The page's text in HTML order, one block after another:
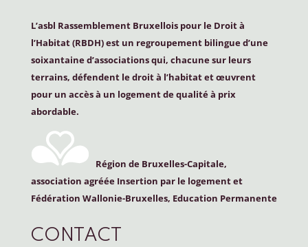
L’asbl Rassemblement Bruxellois pour le Droit à
l’Habitat (RBDH) est un regroupement bilingue d’une
soixantaine d’associations qui, chacune sur leurs
terrains, défendent le droit à l’habitat et œuvrent
pour un accès à un logement de qualité à prix
abordable.
Région de Bruxelles-Capitale,
association agréée Insertion par le logement et
Fédération Wallonie-Bruxelles, Education Permanente
CONTACT